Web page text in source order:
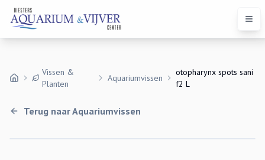
Vissen &
Planten
Aquariumvissen
otopharynx spots sani
f2 L
Terug naarAquariumvissen